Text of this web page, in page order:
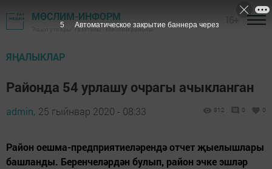
МӨСЛИМ-ИНФОРМ
"Авыл утлары" газетасы - Мөслим районы
ЯҢАЛЫКЛАР
Районда 54 урлашу очрагы ачыкланган
admin, 25 гыйнвар 2020 - 08:33 812 0 0
Район оешма-предприятиеләрендә отчет җыелышлары
башланды. Беренчеләрдән булып, район эчке эшләр
5 Автоматическое закрытие баннера через